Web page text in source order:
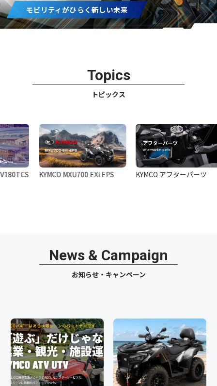
モビリティがひらく新しい未来
Topics
トピックス
KYMCO MXU700 EXi EPS KYMCO アフターパーツ
News & Campaign
お知らせ・キャンペーン